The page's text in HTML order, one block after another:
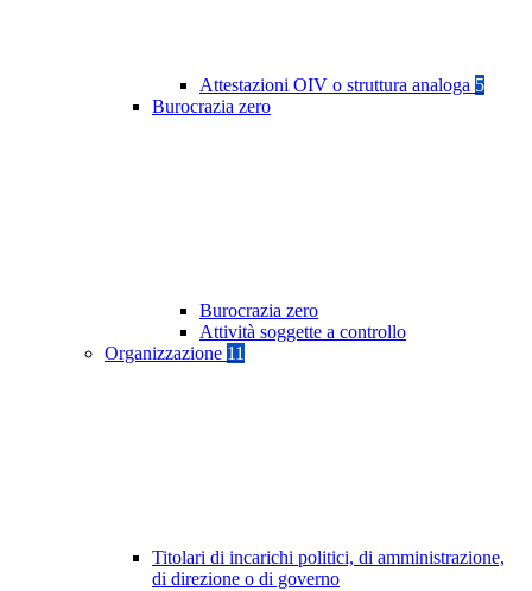
Attestazioni OIV o struttura analoga 5
Burocrazia zero
Burocrazia zero
Attività soggette a controllo
Organizzazione 11
Titolari di incarichi politici, di amministrazione,
di direzione o di governo